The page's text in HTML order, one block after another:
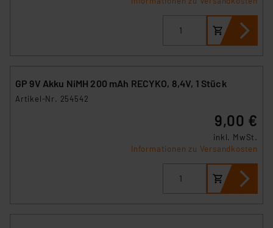
GP 9V Akku NiMH 200 mAh RECYKO, 8,4V, 1 Stück
Artikel-Nr. 254542
9,00 €
inkl. MwSt.
Informationen zu Versandkosten